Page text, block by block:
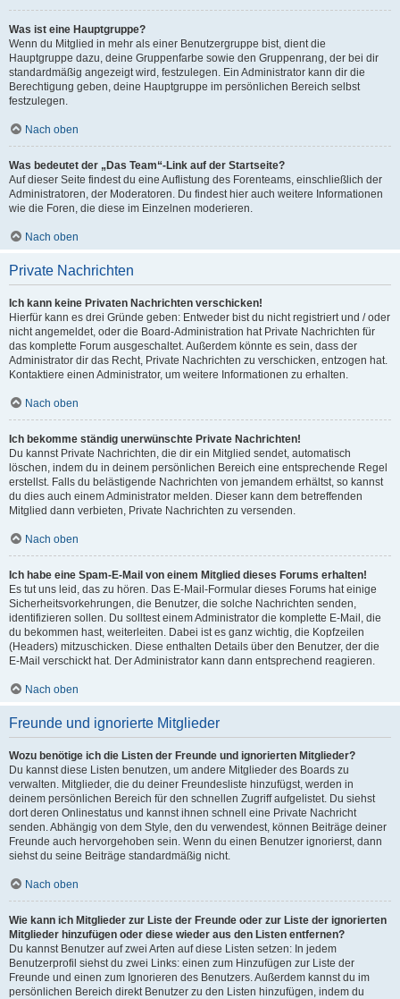
Was ist eine Hauptgruppe?
Wenn du Mitglied in mehr als einer Benutzergruppe bist, dient die
Hauptgruppe dazu, deine Gruppenfarbe sowie den Gruppenrang, der bei dir
standardmäßig angezeigt wird, festzulegen. Ein Administrator kann dir die
Berechtigung geben, deine Hauptgruppe im persönlichen Bereich selbst
festzulegen.
Nach oben
Was bedeutet der „Das Team“-Link auf der Startseite?
Auf dieser Seite findest du eine Auflistung des Forenteams, einschließlich der
Administratoren, der Moderatoren. Du findest hier auch weitere Informationen
wie die Foren, die diese im Einzelnen moderieren.
Nach oben
Private Nachrichten
Ich kann keine Privaten Nachrichten verschicken!
Hierfür kann es drei Gründe geben: Entweder bist du nicht registriert und / oder
nicht angemeldet, oder die Board-Administration hat Private Nachrichten für
das komplette Forum ausgeschaltet. Außerdem könnte es sein, dass der
Administrator dir das Recht, Private Nachrichten zu verschicken, entzogen hat.
Kontaktiere einen Administrator, um weitere Informationen zu erhalten.
Nach oben
Ich bekomme ständig unerwünschte Private Nachrichten!
Du kannst Private Nachrichten, die dir ein Mitglied sendet, automatisch
löschen, indem du in deinem persönlichen Bereich eine entsprechende Regel
erstellst. Falls du belästigende Nachrichten von jemandem erhältst, so kannst
du dies auch einem Administrator melden. Dieser kann dem betreffenden
Mitglied dann verbieten, Private Nachrichten zu versenden.
Nach oben
Ich habe eine Spam-E-Mail von einem Mitglied dieses Forums erhalten!
Es tut uns leid, das zu hören. Das E-Mail-Formular dieses Forums hat einige
Sicherheitsvorkehrungen, die Benutzer, die solche Nachrichten senden,
identifizieren sollen. Du solltest einem Administrator die komplette E-Mail, die
du bekommen hast, weiterleiten. Dabei ist es ganz wichtig, die Kopfzeilen
(Headers) mitzuschicken. Diese enthalten Details über den Benutzer, der die
E-Mail verschickt hat. Der Administrator kann dann entsprechend reagieren.
Nach oben
Freunde und ignorierte Mitglieder
Wozu benötige ich die Listen der Freunde und ignorierten Mitglieder?
Du kannst diese Listen benutzen, um andere Mitglieder des Boards zu
verwalten. Mitglieder, die du deiner Freundesliste hinzufügst, werden in
deinem persönlichen Bereich für den schnellen Zugriff aufgelistet. Du siehst
dort deren Onlinestatus und kannst ihnen schnell eine Private Nachricht
senden. Abhängig von dem Style, den du verwendest, können Beiträge deiner
Freunde auch hervorgehoben sein. Wenn du einen Benutzer ignorierst, dann
siehst du seine Beiträge standardmäßig nicht.
Nach oben
Wie kann ich Mitglieder zur Liste der Freunde oder zur Liste der ignorierten
Mitglieder hinzufügen oder diese wieder aus den Listen entfernen?
Du kannst Benutzer auf zwei Arten auf diese Listen setzen: In jedem
Benutzerprofil siehst du zwei Links: einen zum Hinzufügen zur Liste der
Freunde und einen zum Ignorieren des Benutzers. Außerdem kannst du im
persönlichen Bereich direkt Benutzer zu den Listen hinzufügen, indem du